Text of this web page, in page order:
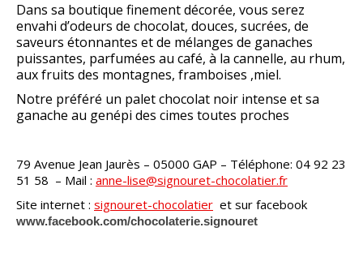
Dans sa boutique finement décorée, vous serez
envahi d’odeurs de chocolat, douces, sucrées, de
saveurs étonnantes et de mélanges de ganaches
puissantes, parfumées au café, à la cannelle, au rhum,
aux fruits des montagnes, framboises ,miel.
Notre préféré un palet chocolat noir intense et sa
ganache au genépi des cimes toutes proches
79 Avenue Jean Jaurès – 05000 GAP – Téléphone: 04 92 23
51 58 – Mail : anne-lise@signouret-chocolatier.fr
Site internet : signouret-chocolatier et sur facebook
www.facebook.com/chocolaterie.signouret